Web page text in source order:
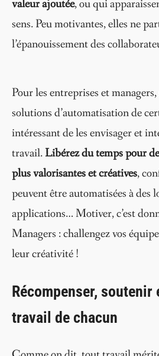
valeur ajoutée, ou qui
sens. Peu motivantes, elles ne
l’épanouissement des
Pour les entreprises et managers,
solutions d’automatisation de
intéressant de les envisager et
travail.Libérez du temps pour
plus valorisantes et créatives,
peuvent être automatisées à des
applications… Motiver, c’est
Managers : challengez vos
leur créativité !
Récompenser,
travail de chacun